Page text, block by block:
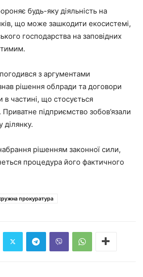
будь-яку діяльність на
що може зашкодити екосистемі,
господарства на заповідних
з аргументами
рішення облради та договори
частині, що стосується
підприємство зобов’язали
ділянку.
рішенням законної сили,
процедура його фактичного
прокуратура